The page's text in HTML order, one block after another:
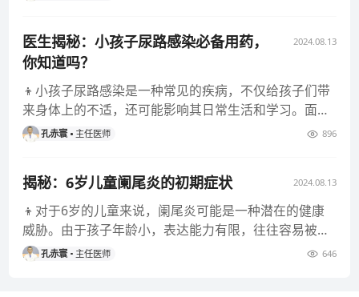
医生揭秘：小孩子尿路感染必备用药，
你知道吗？
2024.08.13
👦小孩子尿路感染是一种常见的疾病，不仅给孩子们带
来身体上的不适，还可能影响其日常生活和学习。面对
孩子尿路感染时，常常会
孔赤寰 主任医师 896
揭秘：6岁儿童阑尾炎的初期症状 2024.08.13
👦对于6岁的儿童来说，阑尾炎可能是一种潜在的健康
威胁。由于孩子年龄小，表达能力有限，往往容易被忽
视。了解儿童阑尾炎的初
孔赤寰 主任医师 646